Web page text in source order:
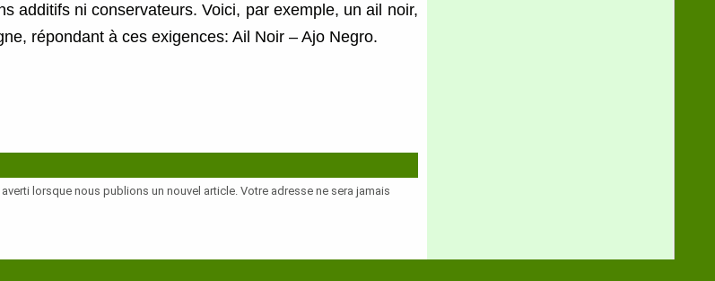
additifs ni conservateurs. Voici, par exemple, un ail noir,
répondant à ces exigences: Ail Noir – Ajo Negro.
lorsque nous publions un nouvel article. Votre adresse ne sera jamais